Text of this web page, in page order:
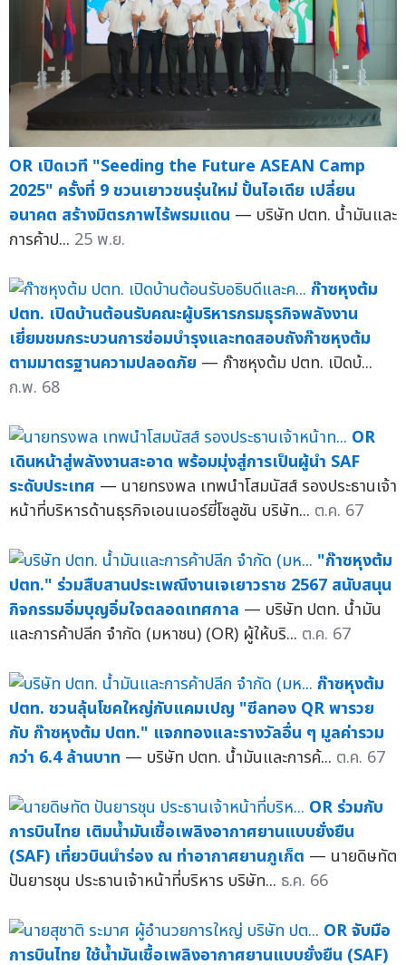
OR เปิดเวที "Seeding the Future ASEAN Camp
2025" ครั้งที่ 9 ชวนเยาวชนรุ่นใหม่ ปั้นไอเดีย เปลี่ยน
อนาคต สร้างมิตรภาพไร้พรมแดน — บริษัท ปตท. น้ำมันและ
การค้าป... 25 พ.ย.
ก๊าซหุงต้ม
ปตท. เปิดบ้านต้อนรับคณะผู้บริหารกรมธุรกิจพลังงาน
เยี่ยมชมกระบวนการซ่อมบำรุงและทดสอบถังก๊าซหุงต้ม
ตามมาตรฐานความปลอดภัย — ก๊าซหุงต้ม ปตท. เปิดบ้...
ก.พ. 68
OR
เดินหน้าสู่พลังงานสะอาด พร้อมมุ่งสู่การเป็นผู้นำ SAF
ระดับประเทศ — นายทรงพล เทพนำโสมนัสส์ รองประธานเจ้า
หน้าที่บริหารด้านธุรกิจเอนเนอร์ยี่โซลูชัน บริษัท... ต.ค. 67
"ก๊าซหุงต้ม
ปตท." ร่วมสืบสานประเพณีงานเจเยาวราช 2567 สนับสนุน
กิจกรรมอิ่มบุญอิ่มใจตลอดเทศกาล — บริษัท ปตท. น้ำมัน
และการค้าปลีก จำกัด (มหาชน) (OR) ผู้ให้บริ... ต.ค. 67
ก๊าซหุงต้ม
ปตท. ชวนลุ้นโชคใหญ่กับแคมเปญ "ซีลทอง QR พารวย
กับ ก๊าซหุงต้ม ปตท." แจกทองและรางวัลอื่น ๆ มูลค่ารวม
กว่า 6.4 ล้านบาท — บริษัท ปตท. น้ำมันและการค้... ต.ค. 67
OR ร่วมกับ
การบินไทย เติมน้ำมันเชื้อเพลิงอากาศยานแบบยั่งยืน
(SAF) เที่ยวบินนำร่อง ณ ท่าอากาศยานภูเก็ต — นายดิษทัต
ปันยารชุน ประธานเจ้าหน้าที่บริหาร บริษัท... ธ.ค. 66
OR จับมือ
การบินไทย ใช้น้ำมันเชื้อเพลิงอากาศยานแบบยั่งยืน (SAF)